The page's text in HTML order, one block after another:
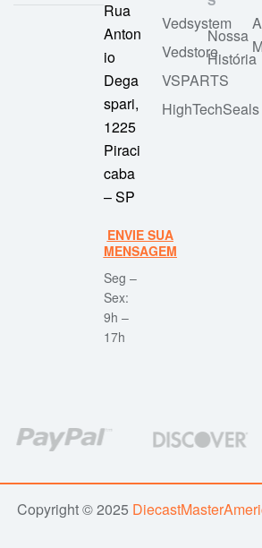
Rua
Anton
io
Dega
spari,
1225
Piraci
caba
– SP
ENVIE SUA
MENSAGEM
Seg –
Sex:
9h –
17h
Vedsystem
Vedstore
VSPARTS
HighTechSeals
Nossa
História
Copyright © 2025